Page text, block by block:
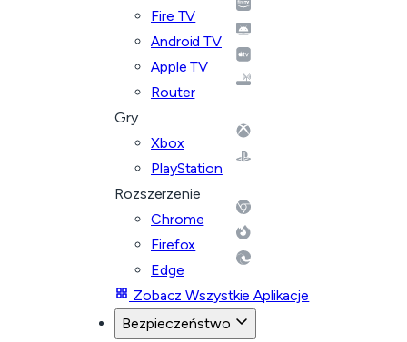
Fire TV
Android TV
Apple TV
Router
Gry
Xbox
PlayStation
Rozszerzenie
Chrome
Firefox
Edge
Zobacz Wszystkie Aplikacje
Bezpieczeństwo